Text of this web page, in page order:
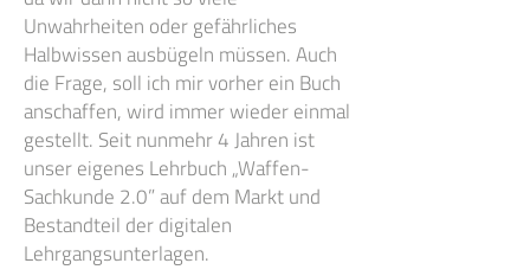
Unwahrheiten oder gefährliches
Halbwissen ausbügeln müssen. Auch
die Frage, soll ich mir vorher ein Buch
anschaffen, wird immer wieder einmal
gestellt. Seit nunmehr 4 Jahren ist
unser eigenes Lehrbuch „Waffen-
Sachkunde 2.0” auf dem Markt und
Bestandteil der digitalen
Lehrgangsunterlagen.